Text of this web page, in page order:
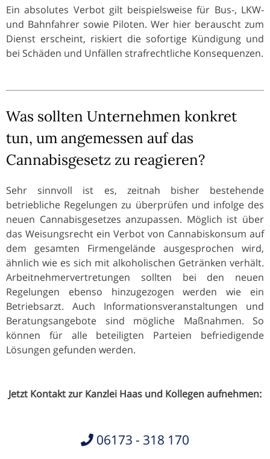
Ein absolutes Verbot gilt beispielsweise für Bus-, LKW-
und Bahnfahrer sowie Piloten. Wer hier berauscht zum
Dienst erscheint, riskiert die sofortige Kündigung und
bei Schäden und Unfällen strafrechtliche Konsequenzen.
Was sollten Unternehmen konkret
tun, um angemessen auf das
Cannabisgesetz zu reagieren?
Sehr sinnvoll ist es, zeitnah bisher bestehende
betriebliche Regelungen zu überprüfen und infolge des
neuen Cannabisgesetzes anzupassen. Möglich ist über
das Weisungsrecht ein Verbot von Cannabiskonsum auf
dem gesamten Firmengelände ausgesprochen wird,
ähnlich wie es sich mit alkoholischen Getränken verhält.
Arbeitnehmervertretungen sollten bei den neuen
Regelungen ebenso hinzugezogen werden wie ein
Betriebsarzt. Auch Informationsveranstaltungen und
Beratungsangebote sind mögliche Maßnahmen. So
können für alle beteiligten Parteien befriedigende
Lösungen gefunden werden.
Jetzt Kontakt zur Kanzlei Haas und Kollegen aufnehmen:
06173 - 318 170